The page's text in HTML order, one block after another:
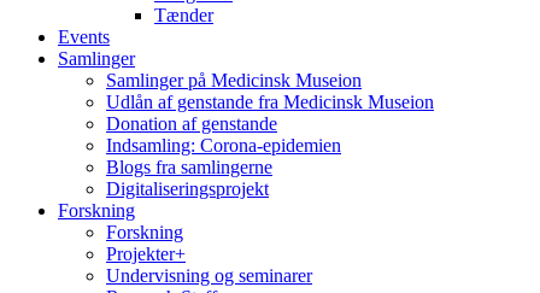
Tænder
Events
Samlinger
Samlinger på Medicinsk Museion
Udlån af genstande fra Medicinsk Museion
Donation af genstande
Indsamling: Corona-epidemien
Blogs fra samlingerne
Digitaliseringsprojekt
Forskning
Forskning
Projekter+
Undervisning og seminarer